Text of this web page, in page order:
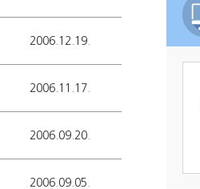
2006.12.19.
2006.11.17.
2006.09.20.
2006.09.05.